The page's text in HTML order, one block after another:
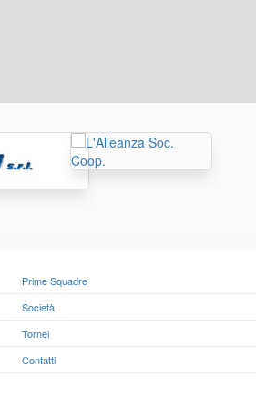
Prime Squadre
Società
Tornei
Contatti